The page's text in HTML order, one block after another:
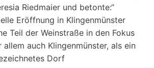
Riedmaier und betonte:“
Eröffnung in Klingenmünster
Teil der Weinstraße in den Fokus
auch Klingenmünster, als ein
Dorf